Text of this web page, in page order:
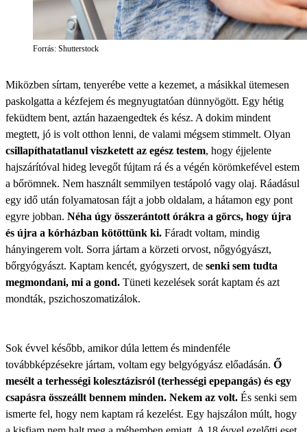
Forrás: Shutterstock
Miközben sírtam, tenyerébe vette a kezemet, a másikkal ütemesen
paskolgatta a kézfejem és megnyugtatóan dünnyögött. Egy hétig
feküdtem bent, aztán hazaengedtek és kész. A dokim mindent
megtett, jó is volt otthon lenni, de valami mégsem stimmelt. Olyan
csillapíthatatlanul viszketett az egész testem, hogy éjjelente
hajszárítóval hideg levegőt fújtam rá és a végén körömkefével estem
a bőrömnek. Nem használt semmilyen testápoló vagy olaj. Ráadásul
egy idő után folyamatosan fájt a jobb oldalam, a hátamon egy pont
egyre jobban. Néha úgy összerántott órákra a görcs, hogy újra
és újra a kórházban kötöttünk ki. Fáradt voltam, mindig
hányingerem volt. Sorra jártam a körzeti orvost, nőgyógyászt,
bőrgyógyászt. Kaptam kencét, gyógyszert, de senki sem tudta
megmondani, mi a gond. Tüneti kezelések sorát kaptam és azt
mondták, pszichoszomatizálok.
Sok évvel később, amikor dúla lettem és mindenféle
továbbképzésekre jártam, voltam egy belgyógyász előadásán. Ő
mesélt a terhességi kolesztázisról (terhességi epepangás) és egy
csapásra összeállt bennem minden. Nekem az volt. És senki sem
ismerte fel, hogy nem kaptam rá kezelést. Egy hajszálon múlt, hogy